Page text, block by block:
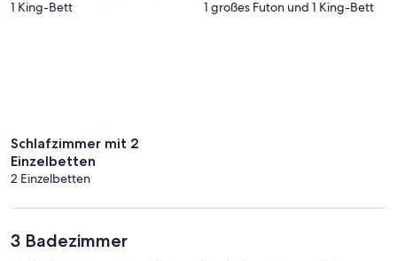
1 King-Bett 1 großes Futon und 1 King-Bett
Schlafzimmer mit 2
Einzelbetten
2 Einzelbetten
3 Badezimmer